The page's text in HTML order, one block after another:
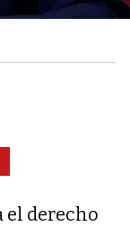
el derecho